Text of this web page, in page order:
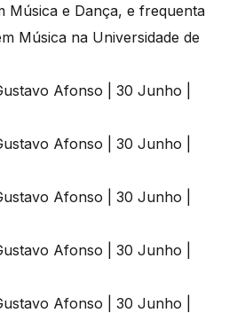
Música e Dança, e frequenta
Música na Universidade de